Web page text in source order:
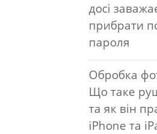
досі
прибрати
пароля
Обробка
Що таке
та як він
iPhone та